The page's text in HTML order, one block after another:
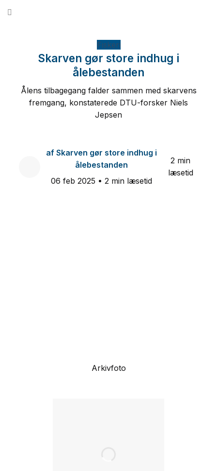
Fiskeri
Skarven gør store indhug i
ålebestanden
Ålens tilbagegang falder sammen med skarvens
fremgang, konstaterede DTU-forsker Niels
Jepsen
af Skarven gør store indhug i
ålebestanden
06 feb 2025 • 2 min læsetid
2 min
læsetid
Arkivfoto